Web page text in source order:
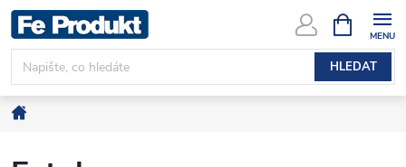
Přejít
na
obsah
HLEDAT
NÁKUPNÍ
KOŠÍK